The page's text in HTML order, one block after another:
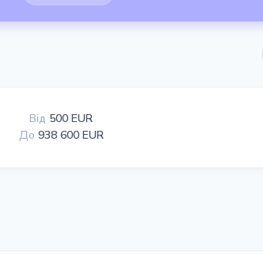
Від 500 EUR
До 938 600 EUR